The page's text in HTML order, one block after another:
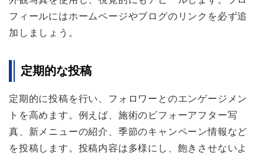
フィールにはホームページやブログのリンクを必ず追
加しましょう。
定期的な投稿
定期的に投稿を行い、フォロワーとのエンゲージメン
トを高めます。例えば、施術のビフォーアフター写
真、新メニューの紹介、季節のキャンペーン情報など
を投稿します。投稿内容は多様にし、飽きさせないよ